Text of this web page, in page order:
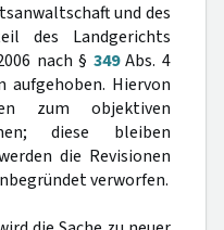
und des
des Landgerichts
nach § 349Abs. 4
Hiervon
zum objektiven
diese bleiben
die Revisionen
verworfen.